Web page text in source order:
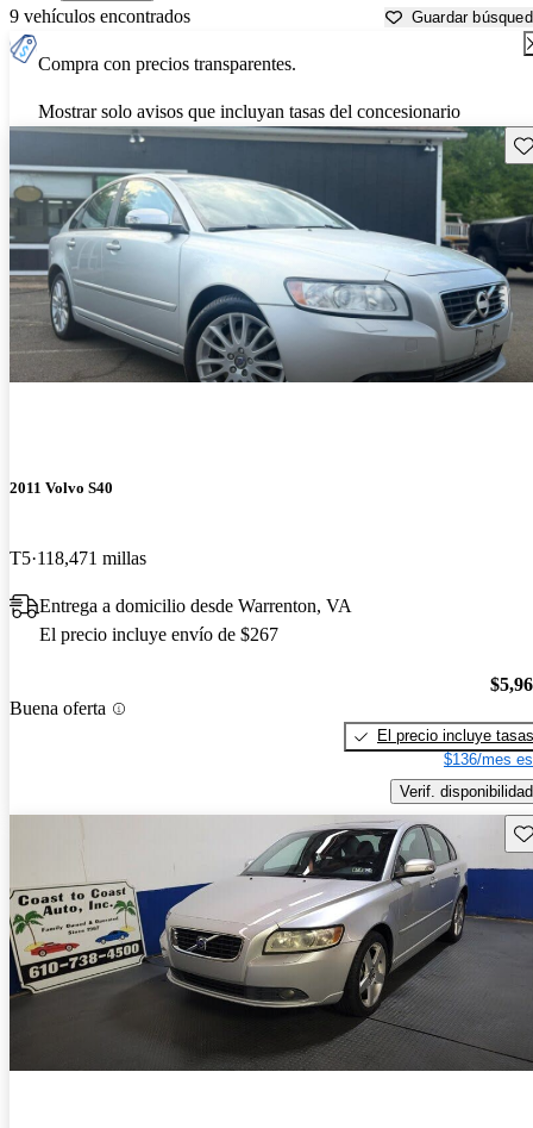
9 vehículos encontrados Guardar
Compra con precios transparentes.
Mostrar solo avisos que incluyan tasas del concesionario
2011 Volvo S40
T5 118,471 millas
Entrega a domicilio desde Warrenton, VA
El precio incluye envío de $267
Buena oferta
El precio incluye tasas
$136/mes
Verif. disponibilidad